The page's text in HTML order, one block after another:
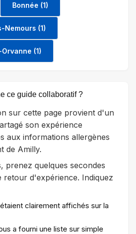
Bonnée (1)
(1)
(1)
ce guide collaboratif ?
sur cette page provient d'un
son expérience
aux informations allergènes
de Amilly.
prenez quelques secondes
d'expérience. Indiquez
clairement affichés sur la
a fourni une liste sur simple